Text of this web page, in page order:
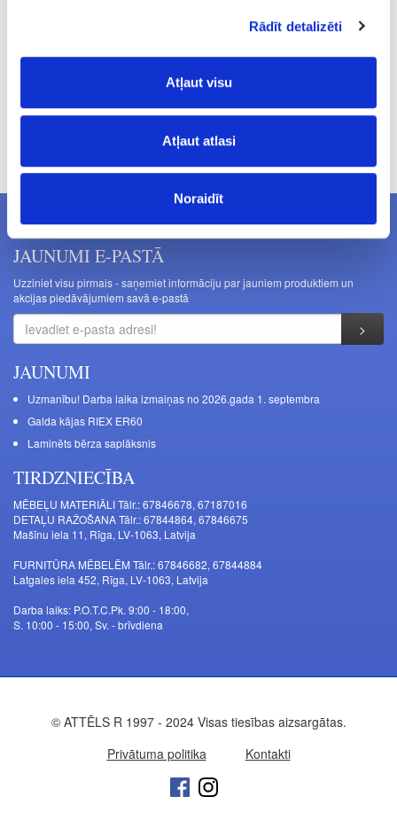
Rādīt detalizēti
Atļaut visu
Atļaut atlasi
Noraidīt
JAUNUMI E-PASTĀ
Uzziniet visu pirmais - saņemiet informāciju par jauniem produktiem un
akcijas piedāvājumiem savā e-pastā
JAUNUMI
Uzmanību! Darba laika izmaiņas no 2026.gada 1. septembra
Galda kājas RIEX ER60
Laminēts bērza saplāksnis
TIRDZNIECĪBA
MĒBEĻU MATERIĀLI Tālr.: 67846678, 67187016
DETAĻU RAŽOŠANA Tālr.: 67844864, 67846675
Mašīnu iela 11, Rīga, LV-1063, Latvija
FURNITŪRA MĒBELĒM Tālr.: 67846682, 67844884
Latgales iela 452, Rīga, LV-1063, Latvija
Darba laiks: P.O.T.C.Pk. 9:00 - 18:00,
S. 10:00 - 15:00, Sv. - brīvdiena
© ATTĒLS R 1997 - 2024 Visas tiesības aizsargātas.
Privātuma politika
Kontakti